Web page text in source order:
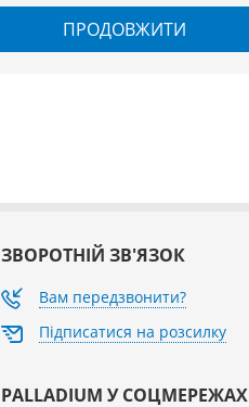
ПРОДОВЖИТИ
ЗВОРОТНІЙ ЗВ'ЯЗОК
Вам передзвонити?
Підписатися на розсилку
PALLADIUM У СОЦМЕРЕЖАХ